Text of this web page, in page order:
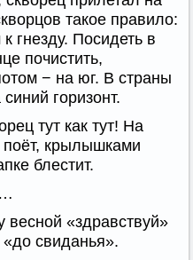
такое правило:
гнезду. Посидеть в
почистить,
− на юг. В страны
горизонт.
тут как тут! На
поёт, крылышками
блестит.
весной «здравствуй»
«до свиданья».